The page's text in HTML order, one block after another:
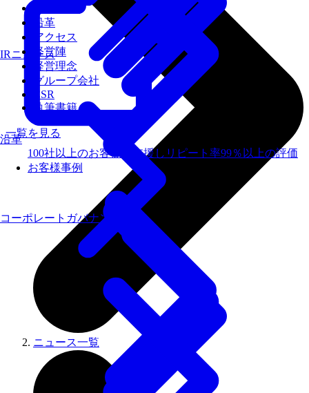
IRニュース
沿革
アクセス
経営陣
経営理念
グループ会社
CSR
執筆書籍
一覧を見る
沿革
100社以上のお客様を支援しリピート率99％以上の評価
お客様事例
コーポレートガバナンス
ニュース一覧